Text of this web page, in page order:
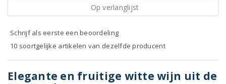
Op verlanglijst
Schrijf als eerste een beoordeling
10 soortgelijke artikelen van dezelfde producent
Elegante en fruitige witte wijn uit de